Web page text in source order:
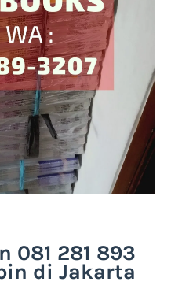
081 281 893
di Jakarta